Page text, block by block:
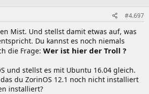
#4.697
Mist. Und stellst damit etwas auf, was
Du kannst es noch niemals
die Frage: Wer ist hier der Troll ?
und stellst es mit Ubuntu 16.04 gleich.
du ZorinOS 12.1 noch nicht installiert
installiert?